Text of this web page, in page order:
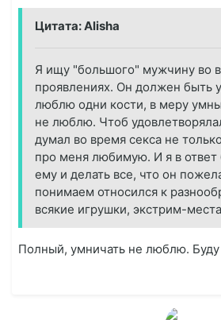
Цитата: Alisha
Я ищу "большого" мужчину во
проявлениях. Он должен быть
люблю одни кости, в меру
не люблю. Чтоб
думал во время секса не
про меня любимую. И я в ответ
ему и делать все, что он
понимаем относился к
всякие игрушки, экстрим-
Полный, умничать не люблю. Буду